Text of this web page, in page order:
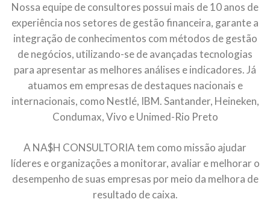
Nossa equipe de consultores possui mais de 10 anos de
experiência nos setores de gestão financeira, garante a
integração de conhecimentos com métodos de gestão
de negócios, utilizando-se de avançadas tecnologias
para apresentar as melhores análises e indicadores. Já
atuamos em empresas de destaques nacionais e
internacionais, como Nestlé, IBM. Santander, Heineken,
Condumax, Vivo e Unimed-Rio Preto
A NA$H CONSULTORIA tem como missão ajudar
líderes e organizações a monitorar, avaliar e melhorar o
desempenho de suas empresas por meio da melhora de
resultado de caixa.